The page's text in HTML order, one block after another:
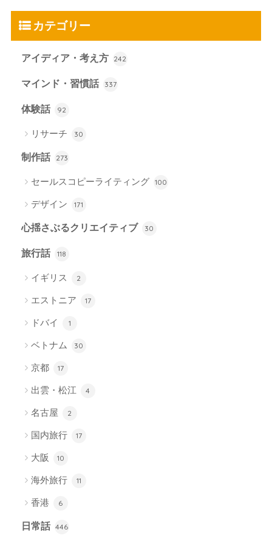
カテゴリー
アイディア・考え方 242
マインド・習慣話 337
体験話 92
リサーチ 30
制作話 273
セールスコピーライティング 100
デザイン 171
心揺さぶるクリエイティブ 30
旅行話 118
イギリス 2
エストニア 17
ドバイ 1
ベトナム 30
京都 17
出雲・松江 4
名古屋 2
国内旅行 17
大阪 10
海外旅行 11
香港 6
日常話 446